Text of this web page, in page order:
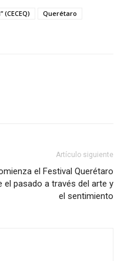
Querétaro
Artículo siguiente
el Festival Querétaro
el pasado a través del arte y
el sentimiento